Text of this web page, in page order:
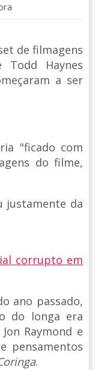
de filmagens
Todd Haynes
a ser
"ficado com
do filme,
justamente da
corrupto em
ano passado,
do longa era
Raymond e
pensamentos
.